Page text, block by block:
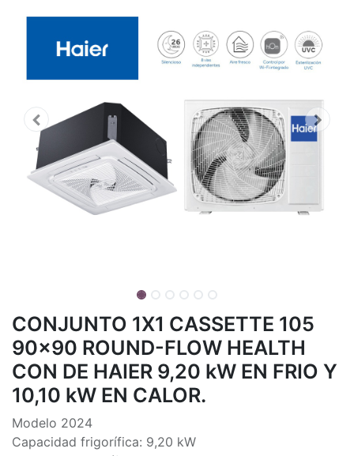
CONJUNTO 1X1 CASSETTE 105
90x90 ROUND-FLOW HEALTH
CON DE HAIER 9,20 kW EN FRIO Y
10,10 kW EN CALOR.
Modelo 2024
Capacidad frigorífica: 9,20 kW